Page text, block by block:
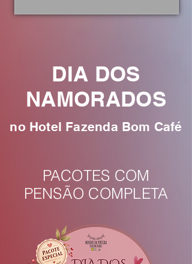
DIA DOS
NAMORADOS
no Hotel Fazenda Bom Café
PACOTES COM
PENSÃO COMPLETA